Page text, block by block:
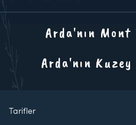
Arda'nın Mont
Arda'nın
Tarifler